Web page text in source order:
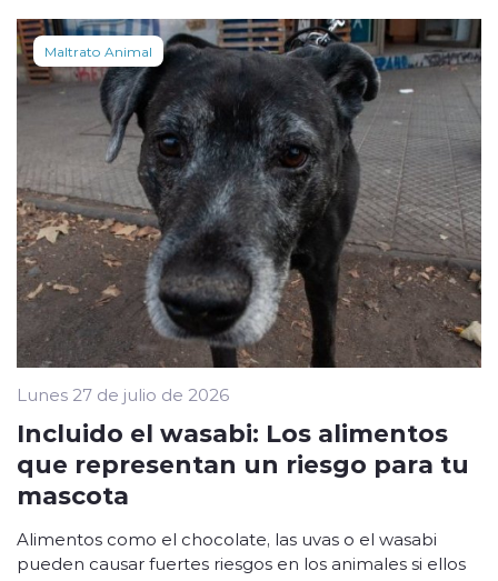
Maltrato Animal
Lunes 27 de julio de 2026
Incluido el wasabi: Los alimentos
que representan un riesgo para tu
mascota
Alimentos como el chocolate, las uvas o el wasabi
pueden causar fuertes riesgos en los animales si ellos